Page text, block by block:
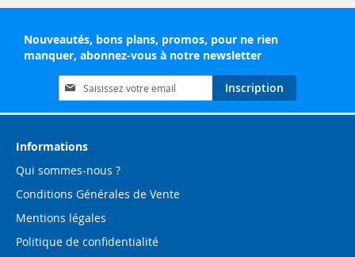
Nouveautés, bons plans, promos, pour ne rien
manquer, abonnez-vous à notre newsletter
Inscription
à
notre
d’information
Inscription
Informations
Qui sommes-nous ?
Conditions Générales de Vente
Mentions légales
Politique de confidentialité